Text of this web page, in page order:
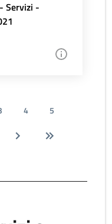
Servizi -
4
5